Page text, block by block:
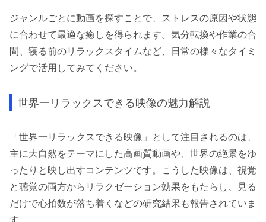
ジャンルごとに動画を探すことで、ストレスの原因や状態
に合わせて最適な癒しを得られます。気分転換や作業の合
間、寝る前のリラックスタイムなど、日常の様々なタイミ
ングで活用してみてください。
世界一リラックスできる映像の魅力解説
「世界一リラックスできる映像」として注目されるのは、
主に大自然をテーマにした高画質動画や、世界の絶景をゆ
ったりと映し出すコンテンツです。こうした映像は、視覚
と聴覚の両方からリラクゼーション効果をもたらし、見る
だけで心拍数が落ち着くなどの研究結果も報告されていま